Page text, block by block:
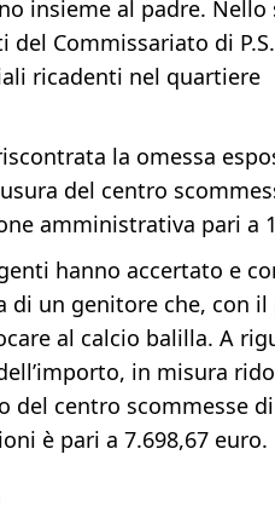
insieme al padre. Nello
Commissariato di P.S.
ricadenti nel quartiere
la omessa
del centro
amministrativa pari a
hanno accertato e
di un genitore che, con
al calcio balilla. A
in misura
del centro scommesse
è pari a 7.698,67 euro.